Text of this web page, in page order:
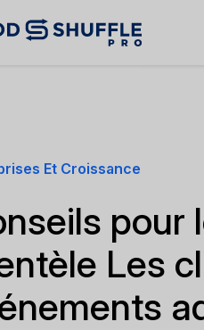
Et Croissance
pour
Les